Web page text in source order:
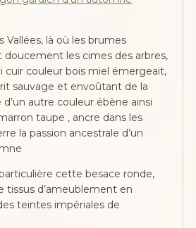
Vallées, là où les brumes
doucement les cimes des arbres,
cuir couleur bois miel émergeait,
sauvage et envoûtant de la
autre couleur ébène ainsi
taupe , ancre dans les
la passion ancestrale d’un
cette besace ronde,
tissus d’ameublement en
teintes impériales de